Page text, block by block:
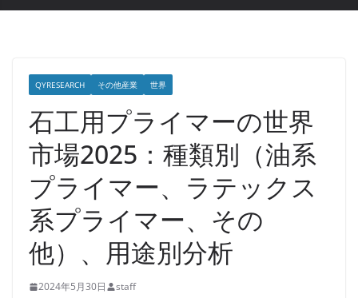
QYRESEARCH その他産業 世界
石工用プライマーの世界
市場2025：種類別（油系
プライマー、ラテックス
系プライマー、その
他）、用途別分析
2024年5月30日 staff